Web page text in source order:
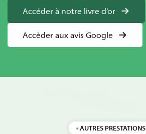
Accéder à notre livre d’or
Accèder aux avis Google
AUTRES PRESTATIONS